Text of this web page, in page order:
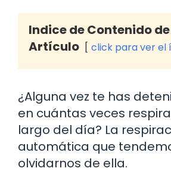
Indice de Contenido
Artículo
click para ver el
¿Alguna vez te has
en cuántas veces
largo del día? La
automática que
olvidarnos de ella.